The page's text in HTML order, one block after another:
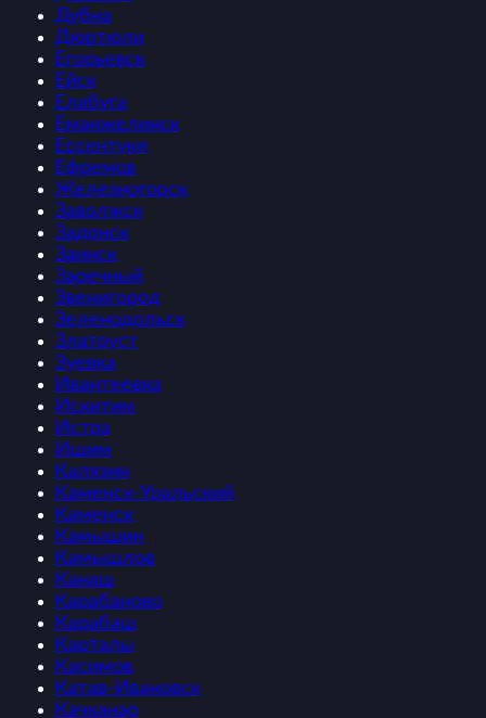
Дубна
Дюртюли
Егорьевск
Ейск
Елабуга
Еманжелинск
Ессентуки
Ефремов
Железногорск
Заволжск
Задонск
Заинск
Заречный
Звенигород
Зеленодольск
Златоуст
Зуевка
Ивантеевка
Искитим
Истра
Ишим
Калязин
Каменск-Уральский
Каменск
Камышин
Камышлов
Канаш
Карабаново
Карабаш
Карталы
Касимов
Катав-Ивановск
Качканар